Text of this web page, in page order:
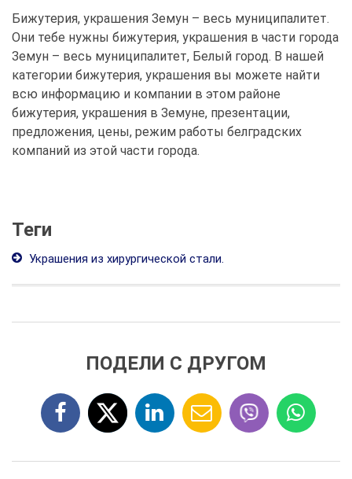
Бижутерия, украшения Земун – весь муниципалитет.
Они тебе нужны бижутерия, украшения в части города
Земун – весь муниципалитет, Белый город. В нашей
категории бижутерия, украшения вы можете найти
всю информацию и компании в этом районе
бижутерия, украшения в Земуне, презентации,
предложения, цены, режим работы белградских
компаний из этой части города.
Теги
Украшения из хирургической стали.
ПОДЕЛИ С ДРУГОМ